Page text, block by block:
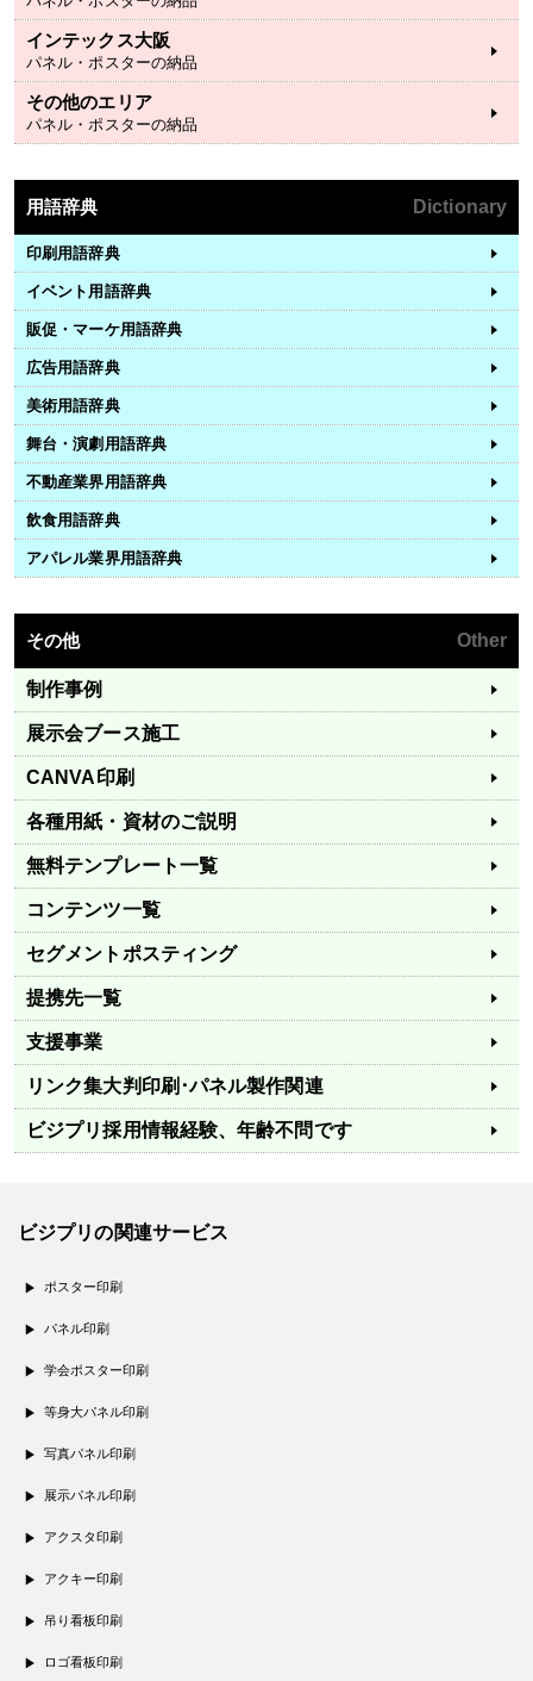
インテックス大阪
パネル・ポスターの納品
その他のエリア
パネル・ポスターの納品
用語辞典 Dictionary
印刷用語辞典
イベント用語辞典
販促・マーケ用語辞典
広告用語辞典
美術用語辞典
舞台・演劇用語辞典
不動産業界用語辞典
飲食用語辞典
アパレル業界用語辞典
その他 Other
制作事例
展示会ブース施工
CANVA印刷
各種用紙・資材のご説明
無料テンプレート一覧
コンテンツ一覧
セグメントポスティング
提携先一覧
支援事業
リンク集大判印刷･パネル製作関連
ビジプリ採用情報経験、年齢不問です
ビジプリの関連サービス
ポスター印刷
パネル印刷
学会ポスター印刷
等身大パネル印刷
写真パネル印刷
展示パネル印刷
アクスタ印刷
アクキー印刷
吊り看板印刷
ロゴ看板印刷